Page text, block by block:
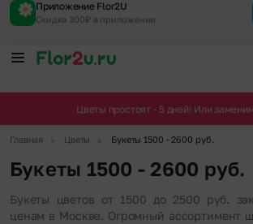
Приложение Flor2U
Скидка 300₽ в приложении
Цветы простоят - 5 дней! Или
Главная Цветы Букеты 1500 - 2600 руб.
Букеты 1500 - 2600 руб.
Букеты цветов от 1500 до 2500 руб.
ценам в Москве. Огромный ассортимент